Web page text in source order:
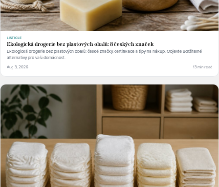
LISTICLE
Ekologická drogerie bez plastových obalů: 8 českých značek
Ekologická drogerie bez plastových obalů: české značky, certifikace a tipy na nákup. Objevte udržitelné
alternativy pro vaši domácnost.
Aug 3, 2026 13 min read